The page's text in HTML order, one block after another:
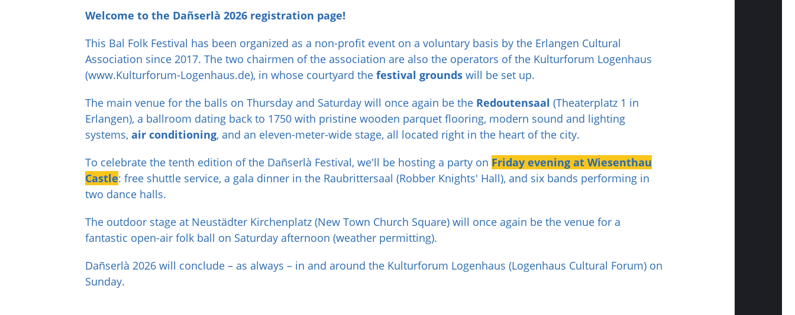
Welcome to the Dañserlà 2026 registration page!
This Bal Folk Festival has been organized as a non-profit event on a voluntary basis by the Erlangen Cultural
Association since 2017. The two chairmen of the association are also the operators of the Kulturforum Logenhaus
(www.Kulturforum-Logenhaus.de), in whose courtyard the festival grounds will be set up.
The main venue for the balls on Thursday and Saturday will once again be the Redoutensaal (Theaterplatz 1 in
Erlangen), a ballroom dating back to 1750 with pristine wooden parquet flooring, modern sound and lighting
systems, air conditioning, and an eleven-meter-wide stage, all located right in the heart of the city.
To celebrate the tenth edition of the Dañserlà Festival, we'll be hosting a party on Friday evening at Wiesenthau
Castle: free shuttle service, a gala dinner in the Raubrittersaal (Robber Knights' Hall), and six bands performing in
two dance halls.
The outdoor stage at Neustädter Kirchenplatz (New Town Church Square) will once again be the venue for a
fantastic open-air folk ball on Saturday afternoon (weather permitting).
Dañserlà 2026 will conclude – as always – in and around the Kulturforum Logenhaus (Logenhaus Cultural Forum) on
Sunday.